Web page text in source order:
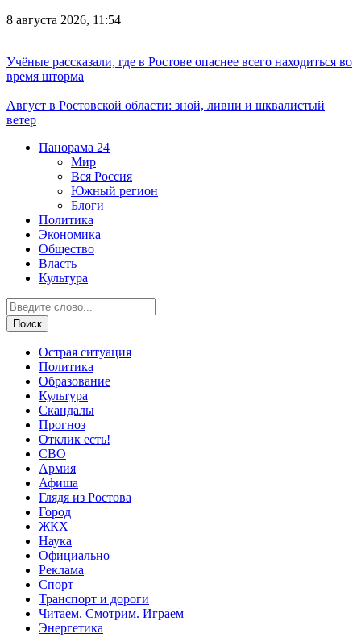
8 августа 2026, 11:54
Учёные рассказали, где в Ростове опаснее всего находиться во
время шторма
Август в Ростовской области: зной, ливни и шквалистый
ветер
Панорама 24
Мир
Вся Россия
Южный регион
Блоги
Политика
Экономика
Общество
Власть
Культура
Острая ситуация
Политика
Образование
Культура
Скандалы
Прогноз
Отклик есть!
СВО
Армия
Афиша
Глядя из Ростова
Город
ЖКХ
Наука
Официально
Реклама
Спорт
Транспорт и дороги
Читаем. Смотрим. Играем
Энергетика